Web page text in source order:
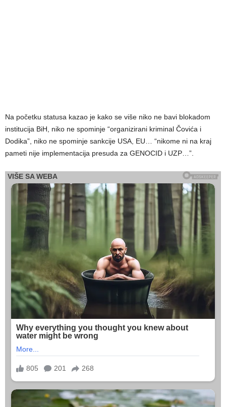
Na početku statusa kazao je kako se više niko ne bavi blokadom
institucija BiH, niko ne spominje “organizirani kriminal Čovića i
Dodika”, niko ne spominje sankcije USA, EU… “nikome ni na kraj
pameti nije implementacija presuda za GENOCID i UZP…”.